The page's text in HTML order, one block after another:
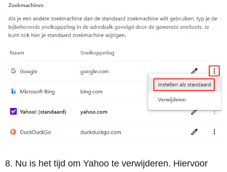
Nu is het tijd om Yahoo te verwijderen. Hiervoor